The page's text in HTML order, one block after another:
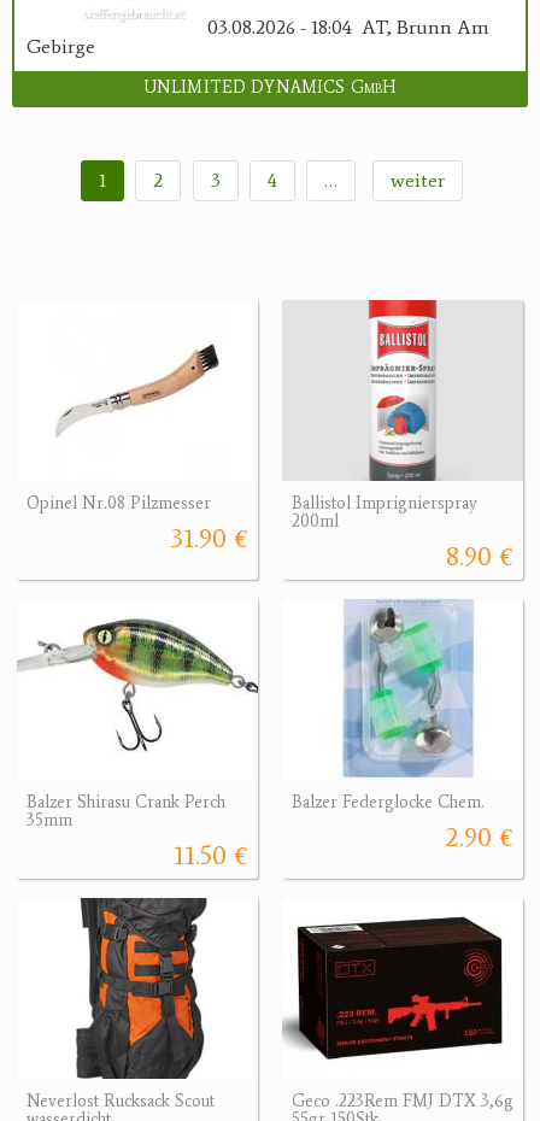
03.08.2026 - 18:04 AT, Brunn Am
Gebirge
UNLIMITED DYNAMICS GmbH
1 2 3 4 … weiter
Opinel Nr.08 Pilzmesser
31.90 €
Ballistol Imprignierspray
200ml
8.90 €
Balzer Shirasu Crank Perch
35mm
11.50 €
Balzer Federglocke Chem.
2.90 €
Neverlost Rucksack Scout
Geco .223Rem FMJ DTX 3,6g